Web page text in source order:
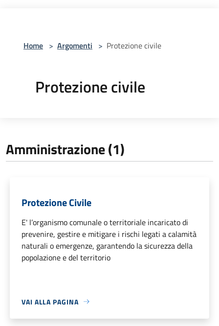
Home > Argomenti > Protezione civile
Protezione civile
Amministrazione (1)
Protezione Civile
E' l’organismo comunale o territoriale incaricato di
prevenire, gestire e mitigare i rischi legati a calamità
naturali o emergenze, garantendo la sicurezza della
popolazione e del territorio
VAI ALLA PAGINA